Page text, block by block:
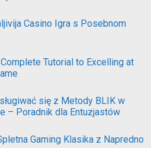
Casino Igra s Posebnom
Tutorial to Excelling at
się z Metody BLIK w
– Poradnik dla Entuzjastów
Gaming Klasika z Napredno